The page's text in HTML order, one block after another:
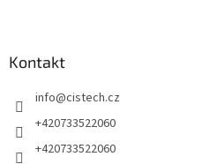
Kontakt
info@cistech.cz
+420733522060
+420733522060